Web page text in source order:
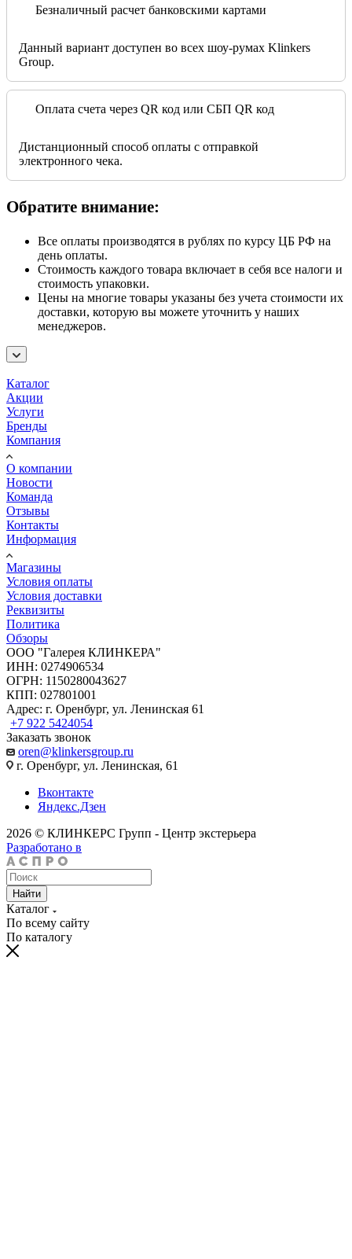
Безналичный расчет банковскими картами
Данный вариант доступен во всех шоу-румах Klinkers
Group.
Оплата счета через QR код или СБП QR код
Дистанционный способ оплаты с отправкой
электронного чека.
Обратите внимание:
Все оплаты производятся в рублях по курсу ЦБ РФ на
день оплаты.
Стоимость каждого товара включает в себя все налоги и
стоимость упаковки.
Цены на многие товары указаны без учета стоимости их
доставки, которую вы можете уточнить у наших
менеджеров.
Каталог
Акции
Услуги
Бренды
Компания
О компании
Новости
Команда
Отзывы
Контакты
Информация
Магазины
Условия оплаты
Условия доставки
Реквизиты
Политика
Обзоры
ООО "Галерея КЛИНКЕРА"
ИНН: 0274906534
ОГРН: 1150280043627
КПП: 027801001
Адрес: г. Оренбург, ул. Ленинская 61
+7 922 5424054
Заказать звонок
oren@klinkersgroup.ru
г. Оренбург, ул. Ленинская, 61
Вконтакте
Яндекс.Дзен
2026 © КЛИНКЕРС Групп - Центр экстерьера
Разработано в
Найти
Каталог
По всему сайту
По каталогу